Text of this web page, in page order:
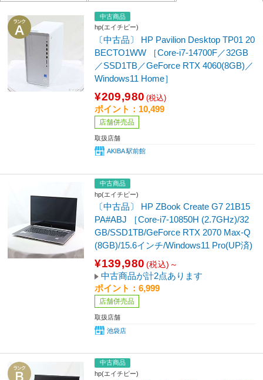
中古商品
hp(エイチピー)
〔中古品〕 HP Pavilion Desktop TP01 20
BECTO1WW ［Core-i7-14700F／32GB
／SSD1TB／GeForce RTX 4060(8GB)／
Windows11 Home］
¥209,980 (税込)
ポイント：10,499
店舗併売品
取扱店舗
AKIBA 駅前館
中古商品
hp(エイチピー)
〔中古品〕 HP ZBook Create G7 21B15
PA#ABJ ［Core-i7-10850H (2.7GHz)/32
GB/SSD1TB/GeForce RTX 2070 Max-Q
(8GB)/15.6インチ/Windows11 Pro(UP済)
¥139,980 (税込)～
中古商品が計2点あります
ポイント：6,999
店舗併売品
取扱店舗
池袋店
中古商品
hp(エイチピー)